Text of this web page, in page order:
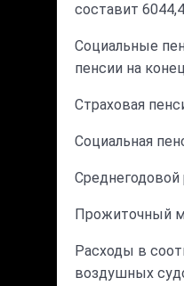
составит
Социальные
пенсии на
Страховая
Социальная
Среднегодовой
Прожиточный
Расходы в
воздушных